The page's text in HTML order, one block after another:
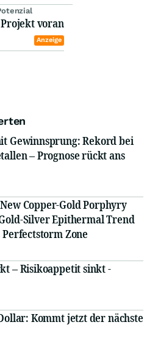
uns immer wieder zu
und Persönlichkeiten.
Gen ist für uns
unseres eigenen
unsere
Autors
Anzeige
Gold
Millionen Tonnen
die Datenbasis stärken
heraus!